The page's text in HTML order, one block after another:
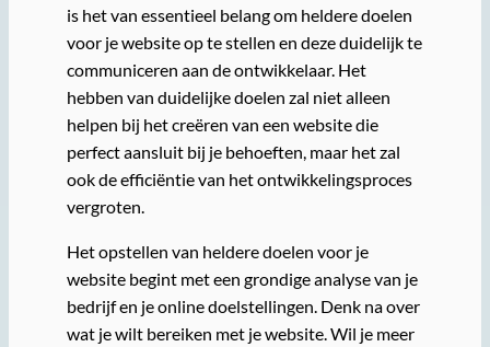
is het van essentieel belang om heldere doelen
voor je website op te stellen en deze duidelijk te
communiceren aan de ontwikkelaar. Het
hebben van duidelijke doelen zal niet alleen
helpen bij het creëren van een website die
perfect aansluit bij je behoeften, maar het zal
ook de efficiëntie van het ontwikkelingsproces
vergroten.
Het opstellen van heldere doelen voor je
website begint met een grondige analyse van je
bedrijf en je online doelstellingen. Denk na over
wat je wilt bereiken met je website. Wil je meer